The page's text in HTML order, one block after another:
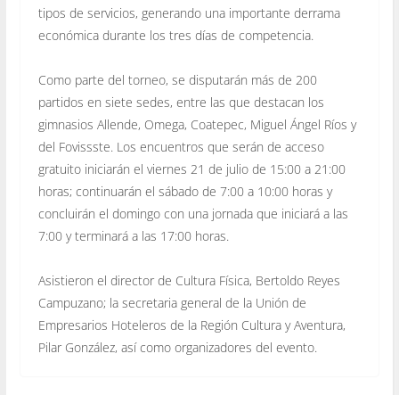
tipos de servicios, generando una importante derrama
económica durante los tres días de competencia.
Como parte del torneo, se disputarán más de 200
partidos en siete sedes, entre las que destacan los
gimnasios Allende, Omega, Coatepec, Miguel Ángel Ríos y
del Fovissste. Los encuentros que serán de acceso
gratuito iniciarán el viernes 21 de julio de 15:00 a 21:00
horas; continuarán el sábado de 7:00 a 10:00 horas y
concluirán el domingo con una jornada que iniciará a las
7:00 y terminará a las 17:00 horas.
Asistieron el director de Cultura Física, Bertoldo Reyes
Campuzano; la secretaria general de la Unión de
Empresarios Hoteleros de la Región Cultura y Aventura,
Pilar González, así como organizadores del evento.